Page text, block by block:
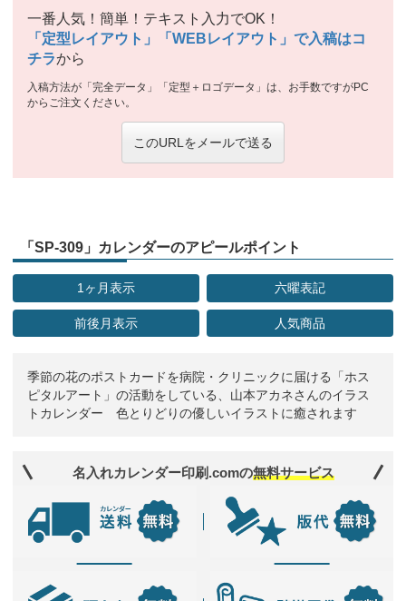
一番人気！簡単！テキスト入力でOK！
「定型レイアウト」「WEBレイアウト」で入稿はコ
チラから
入稿方法が「完全データ」「定型＋ロゴデータ」は、お手数ですがPC
からご注文ください。
このURLをメールで送る
「SP-309」カレンダーのアピールポイント
1ヶ月表示 六曜表記
前後月表示 人気商品
季節の花のポストカードを病院・クリニックに届ける「ホス
ピタルアート」の活動をしている、山本アカネさんのイラス
トカレンダー 色とりどりの優しいイラストに癒されます
名入れカレンダー印刷.comの無料サービス